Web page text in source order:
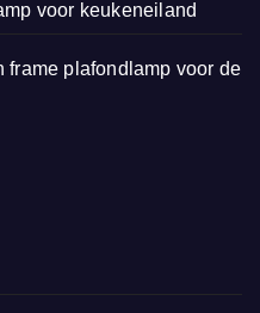
voor keukeneiland
frame plafondlamp voor de